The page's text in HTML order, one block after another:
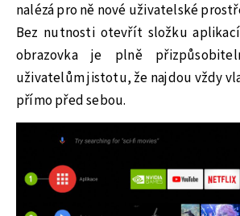
nalézá pro ně nové uživatelské
Bez nutnosti otevřít složku
obrazovka je plně
uživatelům jistotu, že najdou vždy
přímo před sebou.